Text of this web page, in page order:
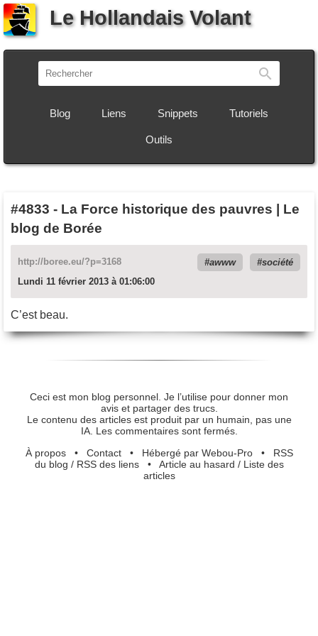
Le Hollandais Volant
Blog Liens Snippets Tutoriels
Outils
#4833 - La Force historique des pauvres | Le
blog de Borée
http://boree.eu/?p=3168 awww
société
Lundi 11 février 2013 à 01:06:00
C’est beau.
Ceci est mon blog personnel. Je l’utilise pour donner mon
avis et partager des trucs.
Le contenu des articles est produit par un humain, pas une
IA. Les commentaires sont fermés.
À propos• Contact• Hébergé par Webou-Pro• RSS
du blog / RSS des liens• Article au hasard / Liste des
articles